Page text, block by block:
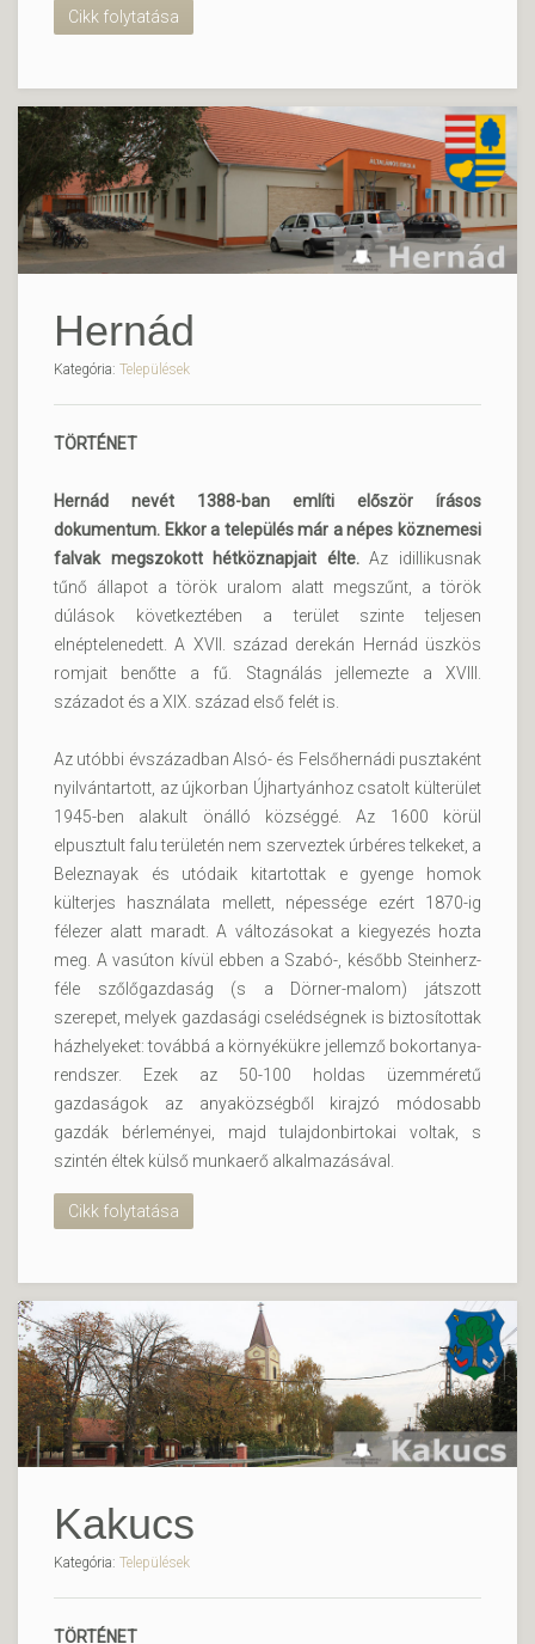
Cikk folytatása
Hernád
Kategória: Települések
TÖRTÉNET
Hernád nevét 1388-ban említi először írásos
dokumentum. Ekkor a település már a népes köznemesi
falvak megszokott hétköznapjait élte.Az idillikusnak
tűnő állapot a török uralom alatt megszűnt, a török
dúlások következtében a terület szinte teljesen
elnéptelenedett. A XVII. század derekán Hernád üszkös
romjait benőtte a fű. Stagnálás jellemezte a XVIII.
századot és a XIX. század első felét is.
Az utóbbi évszázadban Alsó- és Felsőhernádi pusztaként
nyilvántartott, az újkorban Újhartyánhoz csatolt külterület
1945-ben alakult önálló községgé. Az 1600 körül
elpusztult falu területén nem szerveztek úrbéres telkeket, a
Beleznayak és utódaik kitartottak e gyenge homok
külterjes használata mellett, népessége ezért 1870-ig
félezer alatt maradt. A változásokat a kiegyezés hozta
meg. A vasúton kívül ebben a Szabó-, később Steinherz-
féle szőlőgazdaság (s a Dörner-malom) játszott
szerepet, melyek gazdasági cselédségnek is biztosítottak
házhelyeket: továbbá a környékükre jellemző bokortanya-
rendszer. Ezek az 50-100 holdas üzemméretű
gazdaságok az anyaközségből kirajzó módosabb
gazdák bérleményei, majd tulajdonbirtokai voltak, s
szintén éltek külső munkaerő alkalmazásával.
Cikk folytatása
Kakucs
Kategória: Települések
TÖRTÉNET